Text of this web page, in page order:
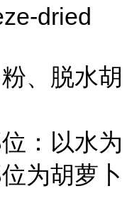
dried
、脱水胡
：以水为
为胡萝卜